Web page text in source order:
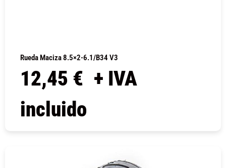
Rueda Maciza 8.5×2-6.1/B34 V3
12,45 € + IVA
incluido